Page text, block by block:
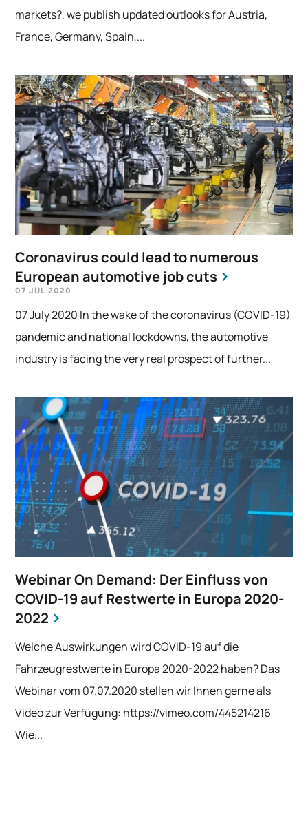
markets?, we publish updated outlooks for Austria,
France, Germany, Spain,...
Coronavirus could lead to numerous
European automotive job cuts
07 JUL 2020
07 July 2020 In the wake of the coronavirus (COVID-19)
pandemic and national lockdowns, the automotive
industry is facing the very real prospect of further...
Webinar On Demand: Der Einfluss von
COVID-19 auf Restwerte in Europa 2020-
2022
Welche Auswirkungen wird COVID-19 auf die
Fahrzeugrestwerte in Europa 2020-2022 haben? Das
Webinar vom 07.07.2020 stellen wir Ihnen gerne als
Video zur Verfügung: https://vimeo.com/445214216
Wie...